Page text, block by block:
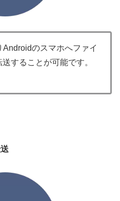
のスマホへファイ
することが可能です。